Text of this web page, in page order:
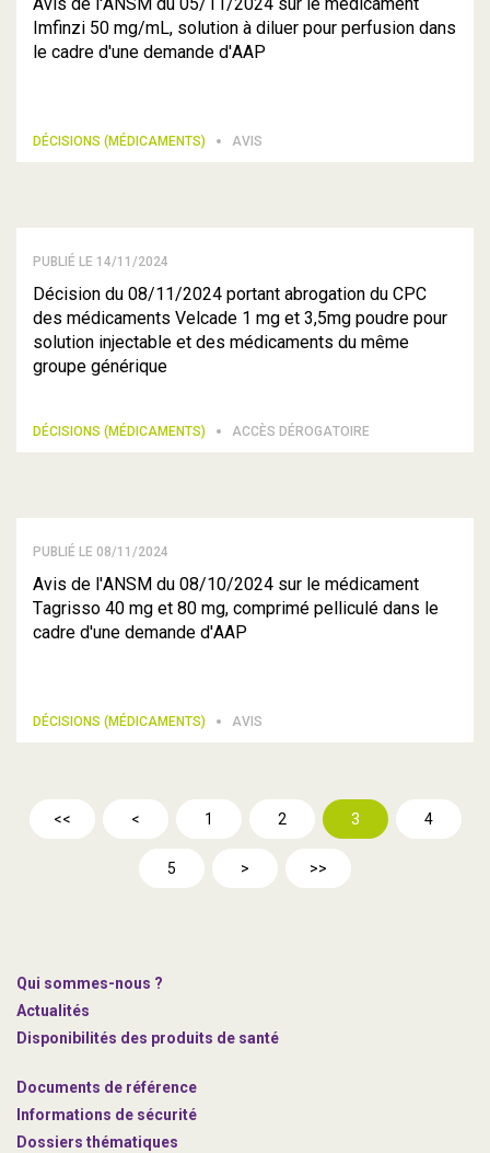
Imfinzi 50 mg/mL, solution à diluer pour perfusion dans
le cadre d'une demande d'AAP
DÉCISIONS (MÉDICAMENTS) AVIS
PUBLIÉ LE 14/11/2024
Décision du 08/11/2024 portant abrogation du CPC
des médicaments Velcade 1 mg et 3,5mg poudre pour
solution injectable et des médicaments du même
groupe générique
DÉCISIONS (MÉDICAMENTS) ACCÈS DÉROGATOIRE
PUBLIÉ LE 08/11/2024
Avis de l'ANSM du 08/10/2024 sur le médicament
Tagrisso 40 mg et 80 mg, comprimé pelliculé dans le
cadre d'une demande d'AAP
DÉCISIONS (MÉDICAMENTS) AVIS
<< < 1 2 3 4
5 > >>
Qui sommes-nous ?
Actualités
Disponibilités des produits de santé
Documents de référence
Informations de sécurité
Dossiers thématiques